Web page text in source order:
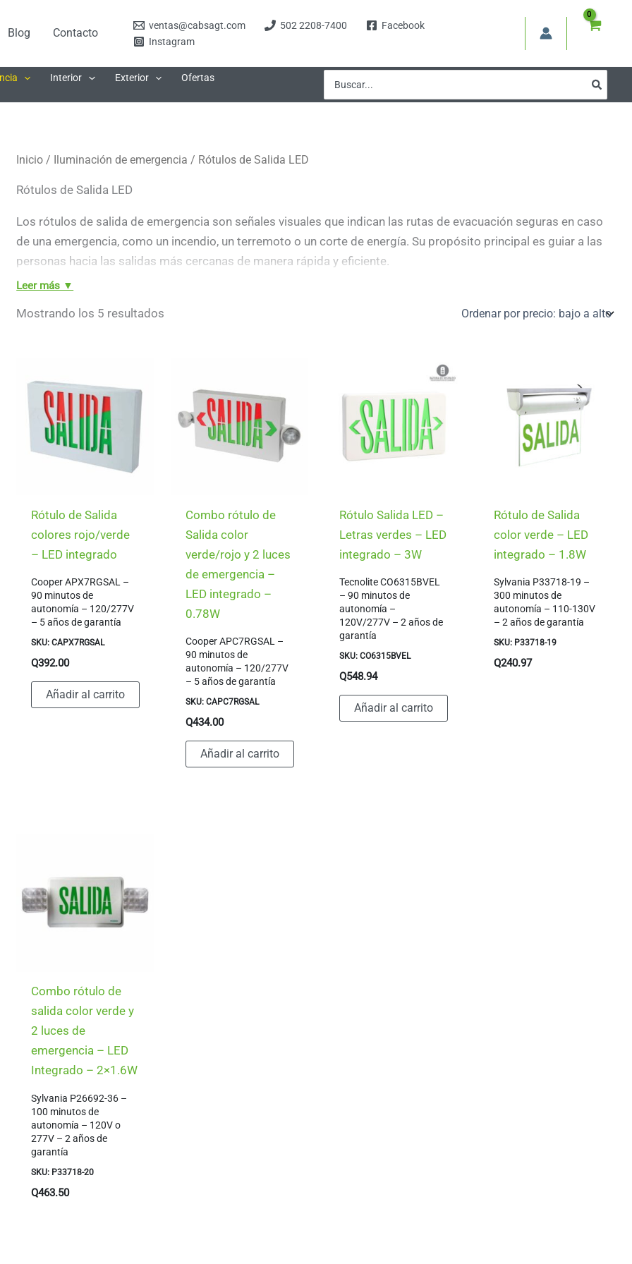
Blog Contacto
ventas@cabsagt.com 502 2208-7400
Facebook
Instagram
Interior Exterior
Ofertas
por:
Inicio / Iluminación de emergencia / Rótulos de Salida LED
Rótulos de Salida LED
Los rótulos de salida de emergencia son señales visuales que indican las rutas de evacuación seguras en caso
de una emergencia, como un incendio, un terremoto o un corte de energía. Su propósito principal es guiar a las
personas hacia las salidas más cercanas de manera rápida y eficiente.
identificar qué camino tomar.
Cuentan principalmente con las palabras EXIT en inglés y/o SALIDA en español, las letras deben tener un tamaño
adecuado. Están disponibles con letras rojas o verdes.
Existen rótulos con o sin respaldo de emergencia, los primeros encenderán por 90 minutos si falla la energía
eléctrica normal, los segundos sólo encienden si hay energía normal.
Leer más ▼
Mostrando los 5 resultados
Rótulo de Salida
colores rojo/verde
– LED integrado
Cooper APX7RGSAL –
90 minutos de
autonomía – 120/277V
– 5 años de garantía
SKU: CAPX7RGSAL
Q392.00
Añadir al carrito
Combo rótulo de
Salida color
verde/rojo y 2 luces
de emergencia –
LED integrado –
0.78W
Cooper APC7RGSAL –
90 minutos de
autonomía – 120/277V
– 5 años de garantía
SKU: CAPC7RGSAL
Q434.00
Añadir al carrito
Rótulo Salida LED –
Letras verdes – LED
integrado – 3W
Tecnolite CO6315BVEL
– 90 minutos de
autonomía –
120V/277V – 2 años de
garantía
SKU: CO6315BVEL
Q548.94
Añadir al carrito
Rótulo de Salida
color verde – LED
integrado – 1.8W
Sylvania P33718-19 –
300 minutos de
autonomía – 110-130V
– 2 años de garantía
SKU: P33718-19
Q240.97
Combo rótulo de
salida color verde y
2 luces de
emergencia – LED
Integrado – 2×1.6W
Sylvania P26692-36 –
100 minutos de
autonomía – 120V o
277V – 2 años de
garantía
SKU: P33718-20
Q463.50